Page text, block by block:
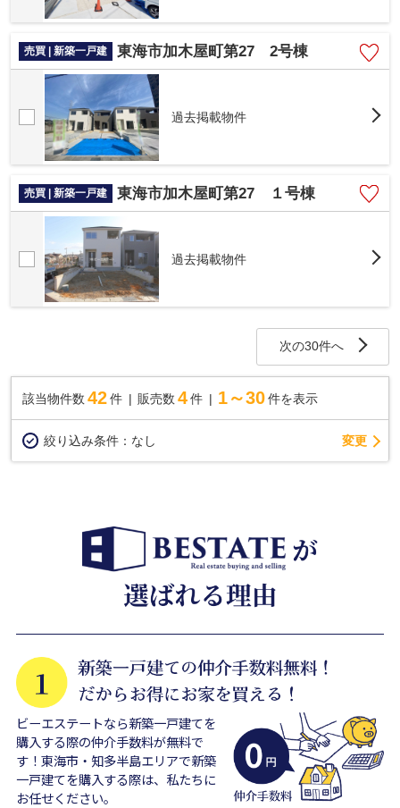
売買 | 新築一戸建 東海市加木屋町第27 2号棟
過去掲載物件
売買 | 新築一戸建 東海市加木屋町第27 １号棟
過去掲載物件
次の30件へ
該当物件数 42件 販売数 4 件 1～30 件を表示
絞り込み条件： なし 変更
ビーエステートなら新築一戸建てを
購入する際の仲介手数料が無料で
す！東海市・知多半島エリアで新築
一戸建てを購入する際は、私たちに
お任せください。